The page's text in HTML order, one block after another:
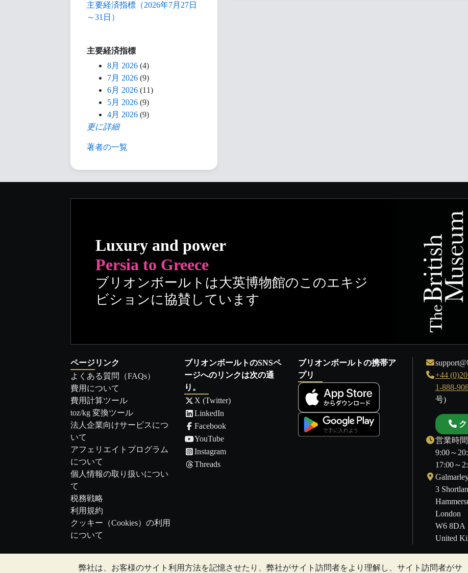
弊社は、お客様のサイト利用方法を記憶させたり、弊社がサイト訪問者をより理解し、サイト訪問者がサ
主要経済指標（2026年7月27日
～31日）
主要経済指標
8月 2026 (4)
7月 2026 (9)
6月 2026 (11)
5月 2026 (9)
4月 2026 (9)
更に詳細
著者の一覧
Luxury and power
Persia to Greece
ブリオンボールトは大英博物館のこのエキジ
ビションに協賛しています
ページリンク
よくある質問（FAQs）
費用について
費用計算ツール
toz/kg 変換ツール
法人企業向けサービスにつ
いて
アフェリエイトプログラム
について
個人情報の取り扱いについ
て
税務戦略
利用規約
クッキー（Cookies）の利用
について
ブリオンボールトのSNSペ
ージへのリンクは次の通
り。
X (Twitter)
LinkedIn
Facebook
YouTube
Instagram
Threads
ブリオンボールトの携帯ア
プリ
+44
1-888-
号)
ク
営業時
9:00～
17:00～
3
London
W6 8DA
United